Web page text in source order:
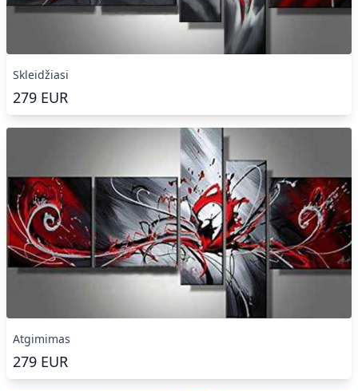
Skleidžiasi
279 EUR
Atgimimas
279 EUR